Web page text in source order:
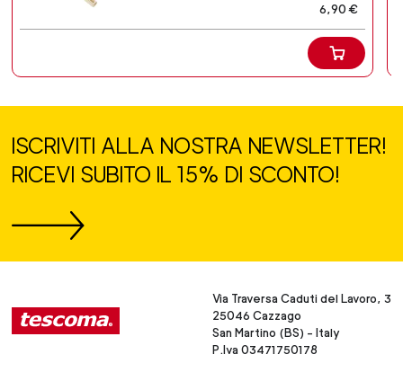
6,90 €
ISCRIVITI ALLA NOSTRA NEWSLETTER!
RICEVI SUBITO IL 15% DI SCONTO!
Via Traversa Caduti del Lavoro, 3
25046 Cazzago
San Martino (BS) - Italy
P.Iva 03471750178